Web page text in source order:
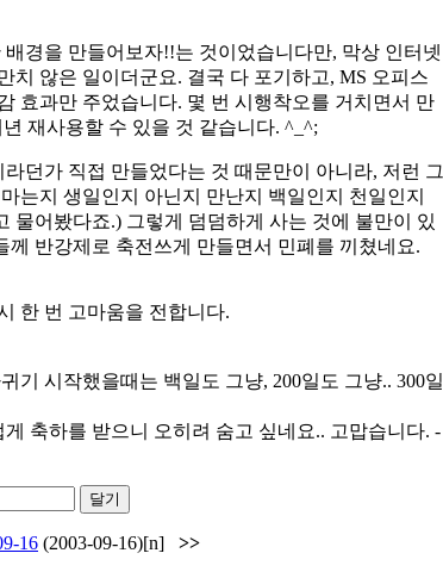
경을 만들어보자!!는 것이었습니다만, 막상 인터넷
치 않은 일이더군요. 결국 다 포기하고, MS 오피스
효과만 주었습니다. 몇 번 시행착오를 거치면서 만
재사용할 수 있을 것 같습니다. ^_^;
던가 직접 만들었다는 것 때문만이 아니라, 저런 그
는지 생일인지 아닌지 만난지 백일인지 천일인지
물어봤다죠.) 그렇게 덤덤하게 사는 것에 불만이 있
반강제로 축전쓰게 만들면서 민폐를 끼쳤네요.
한 번 고마움을 전합니다.
기 시작했을때는 백일도 그냥, 200일도 그냥.. 300일
축하를 받으니 오히려 숨고 싶네요.. 고맙습니다. -
16 (2003-09-16)[n] >>